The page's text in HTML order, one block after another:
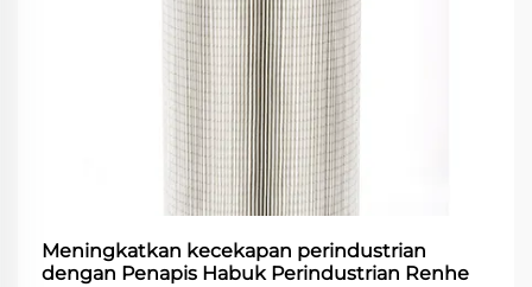
Meningkatkan kecekapan perindustrian
dengan Penapis Habuk Perindustrian Renhe